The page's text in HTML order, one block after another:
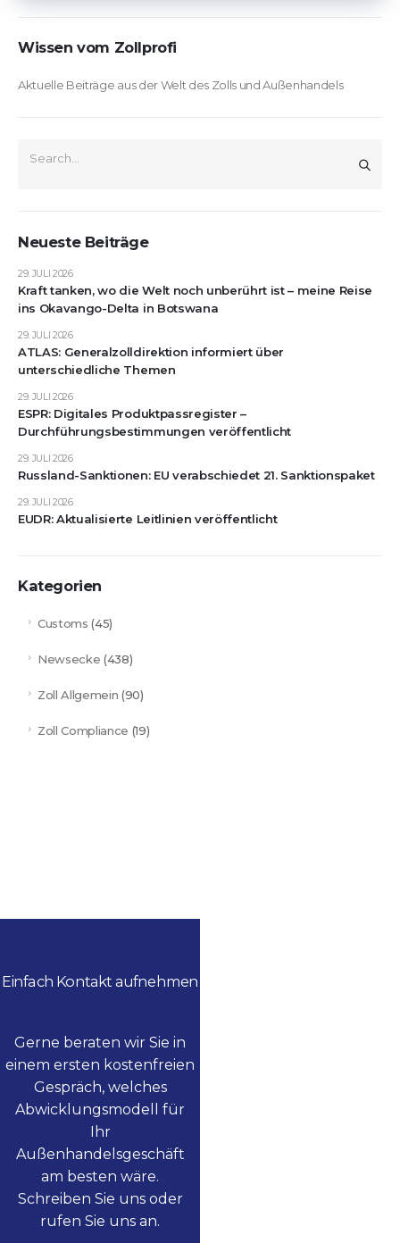
Wissen vom Zollprofi
Aktuelle Beiträge aus der Welt des Zolls und Außenhandels
Neueste Beiträge
Kraft tanken, wo die Welt noch unberührt ist – meine Reise
ins Okavango-Delta in Botswana
29. JULI 2026
ATLAS: Generalzolldirektion informiert über
unterschiedliche Themen
29. JULI 2026
ESPR: Digitales Produktpassregister –
Durchführungsbestimmungen veröffentlicht
29. JULI 2026
Russland-Sanktionen: EU verabschiedet 21. Sanktionspaket
29. JULI 2026
EUDR: Aktualisierte Leitlinien veröffentlicht
29. JULI 2026
Kategorien
Customs (45)
Newsecke (438)
Zoll Allgemein (90)
Zoll Compliance (19)
Einfach Kontakt aufnehmen
Gerne beraten wir Sie in
einem ersten kostenfreien
Gespräch, welches
Abwicklungsmodell für
Ihr
Außenhandelsgeschäft
am besten wäre.
Schreiben Sie uns oder
rufen Sie uns an.